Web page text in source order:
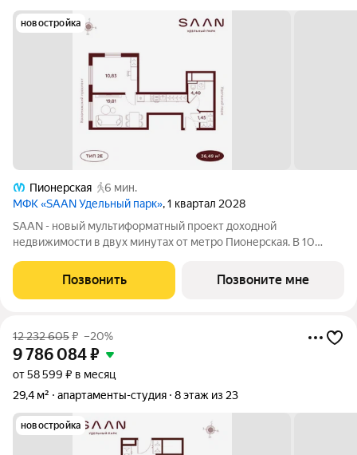
новостройка
Пионерская
6 мин.
МФК «SAAN Удельный парк», 1 квартал 2028
SAAN - новый мультиформатный проект доходной
недвижимости в двух минутах от метро Пионерская. В 10
представлены различные варианты: от компактных студий до
просторных резиденций с панорамными
Позвонить Позвоните мне
12 232 605₽ –20%
9 786 084₽
от 58 599 ₽ в месяц
29,4 м²
апартаменты-студия 8 этаж из 23
новостройка